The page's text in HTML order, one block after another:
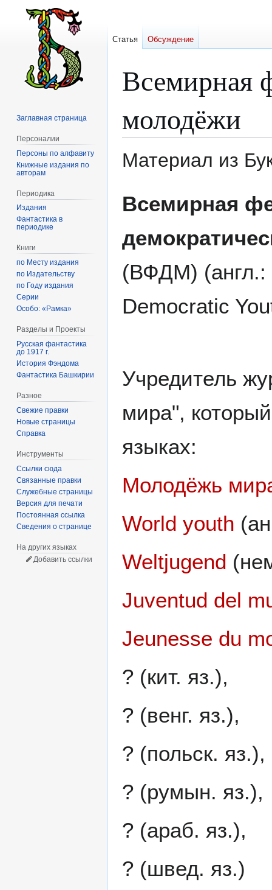
Всемирная
молодёжи
Материал из
Всемирная
(ВФДМ) (англ.:
Democratic
Учредитель
мира",
языках:
Молодёжь
World youth
Weltjugend
Juventud del
Jeunesse du
? (кит. яз.),
? (венг. яз.),
? (польск. яз.),
? (румын. яз.),
? (араб. яз.),
? (швед. яз.)
Статья Обсуждение
Заглавная страница
Персоналии
Персоны по алфавиту
Книжные издания по
авторам
Периодика
Издания
Фантастика в
периодике
Книги
по Месту издания
по Издательству
по Году издания
Серии
Особо: «Рамка»
Разделы и Проекты
Русская фантастика
до 1917 г.
История Фэндома
Фантастика Башкирии
Разное
Свежие правки
Новые страницы
Справка
Инструменты
Ссылки сюда
Связанные правки
Служебные страницы
Версия для печати
Постоянная ссылка
Сведения о странице
На других языках
Добавить ссылки